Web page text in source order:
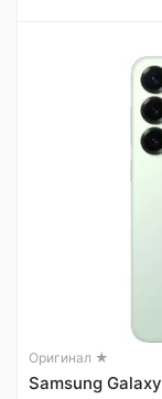
Оригинал ★
Samsung